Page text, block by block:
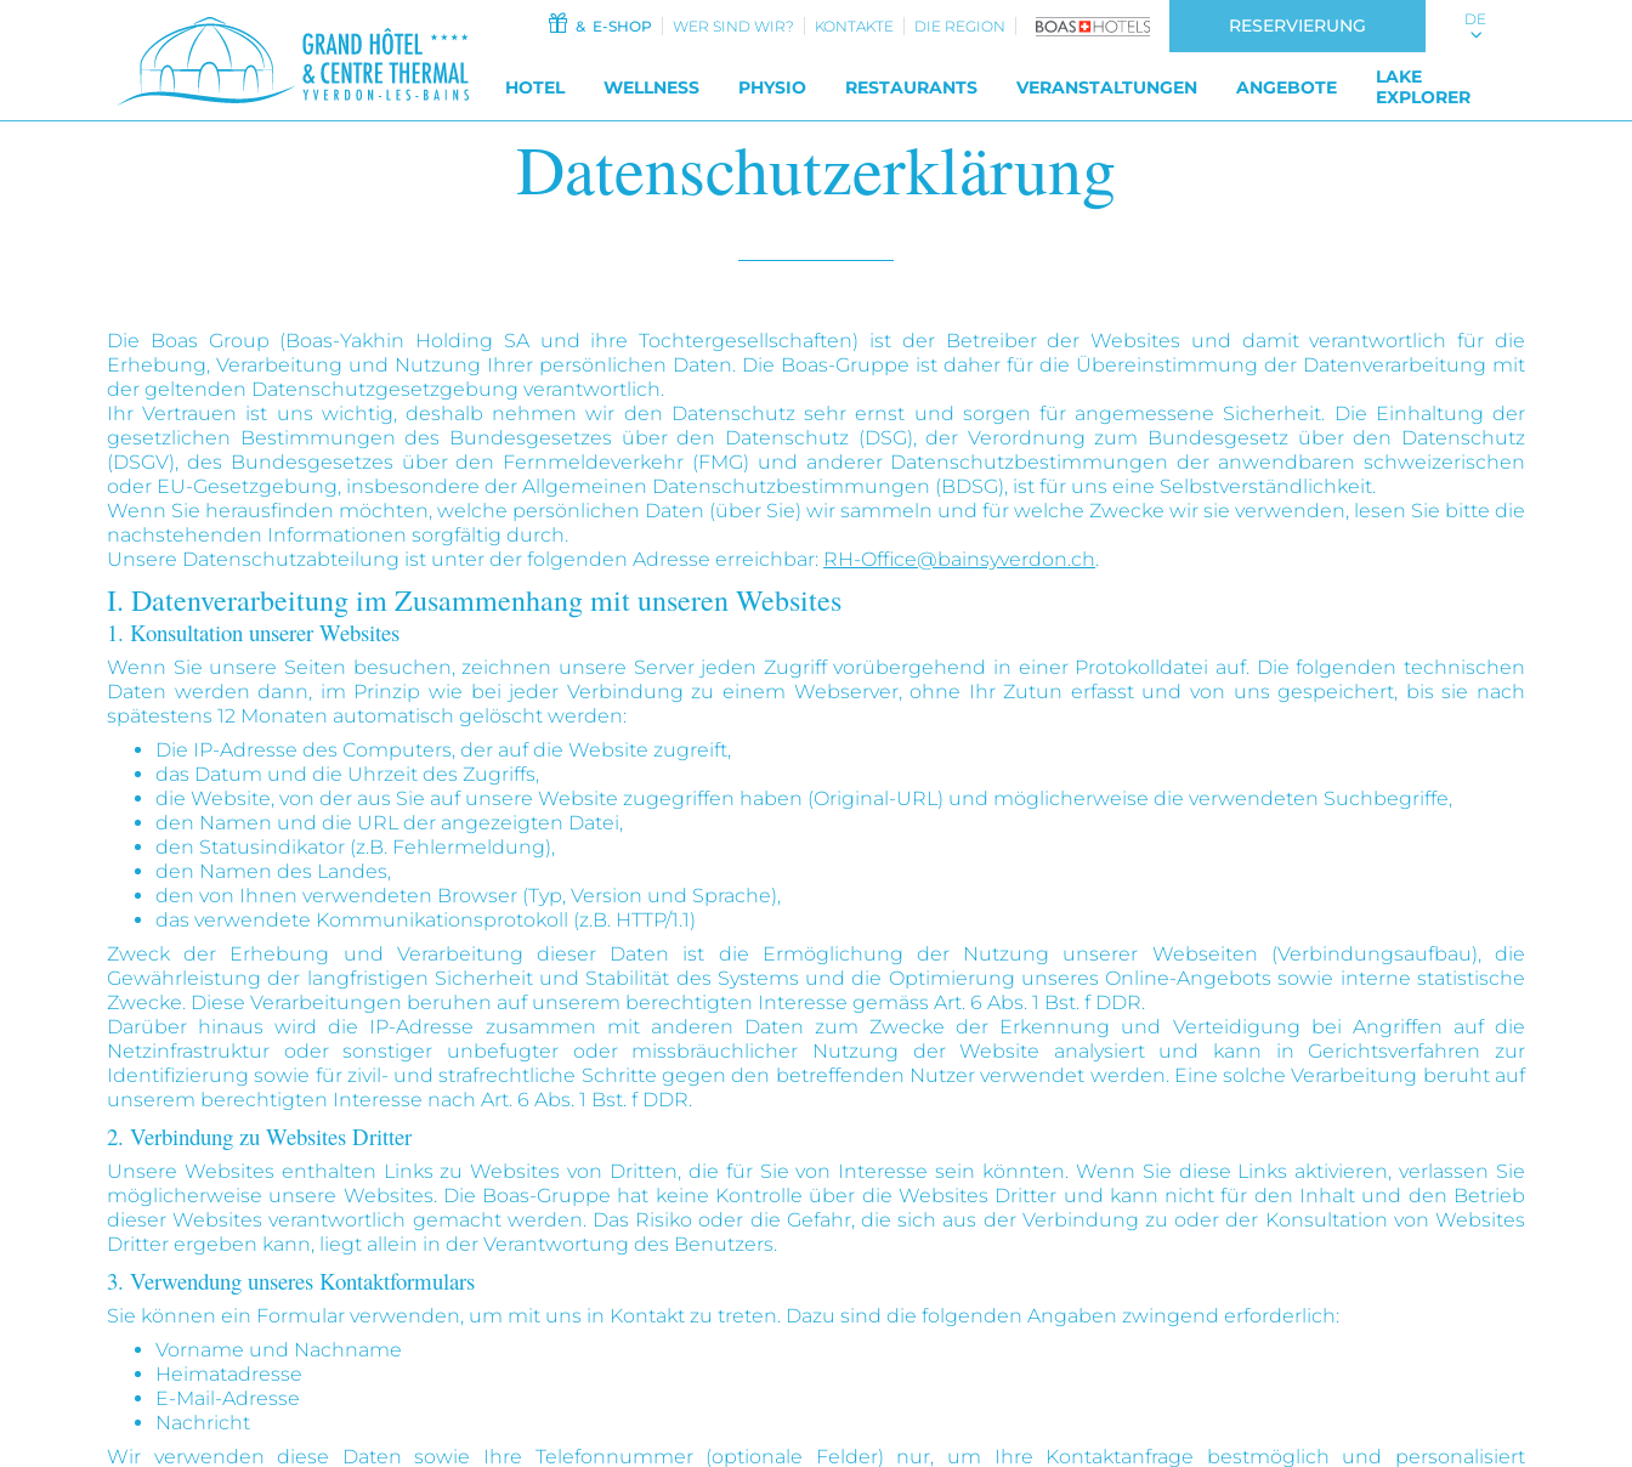
& E-SHOP WER SIND WIR? KONTAKTE DIE REGION RESERVIERUNG DE
HOTEL WELLNESS PHYSIO RESTAURANTS VERANSTALTUNGEN ANGEBOTE
LAKE
EXPLORER
Datenschutzerklärung
Die Boas Group (Boas-Yakhin Holding SA und ihre Tochtergesellschaften) ist der Betreiber der Websites und damit verantwortlich für die
Erhebung, Verarbeitung und Nutzung Ihrer persönlichen Daten. Die Boas-Gruppe ist daher für die Übereinstimmung der Datenverarbeitung mit
der geltenden Datenschutzgesetzgebung verantwortlich.
Ihr Vertrauen ist uns wichtig, deshalb nehmen wir den Datenschutz sehr ernst und sorgen für angemessene Sicherheit. Die Einhaltung der
gesetzlichen Bestimmungen des Bundesgesetzes über den Datenschutz (DSG), der Verordnung zum Bundesgesetz über den Datenschutz
(DSGV), des Bundesgesetzes über den Fernmeldeverkehr (FMG) und anderer Datenschutzbestimmungen der anwendbaren schweizerischen
oder EU-Gesetzgebung, insbesondere der Allgemeinen Datenschutzbestimmungen (BDSG), ist für uns eine Selbstverständlichkeit.
Wenn Sie herausfinden möchten, welche persönlichen Daten (über Sie) wir sammeln und für welche Zwecke wir sie verwenden, lesen Sie bitte die
nachstehenden Informationen sorgfältig durch.
Unsere Datenschutzabteilung ist unter der folgenden Adresse erreichbar: RH-Office@bainsyverdon.ch.
I. Datenverarbeitung im Zusammenhang mit unseren Websites
1. Konsultation unserer Websites
Wenn Sie unsere Seiten besuchen, zeichnen unsere Server jeden Zugriff vorübergehend in einer Protokolldatei auf. Die folgenden technischen
Daten werden dann, im Prinzip wie bei jeder Verbindung zu einem Webserver, ohne Ihr Zutun erfasst und von uns gespeichert, bis sie nach
spätestens 12 Monaten automatisch gelöscht werden:
Die IP-Adresse des Computers, der auf die Website zugreift,
das Datum und die Uhrzeit des Zugriffs,
die Website, von der aus Sie auf unsere Website zugegriffen haben (Original-URL) und möglicherweise die verwendeten Suchbegriffe,
den Namen und die URL der angezeigten Datei,
den Statusindikator (z.B. Fehlermeldung),
den Namen des Landes,
den von Ihnen verwendeten Browser (Typ, Version und Sprache),
das verwendete Kommunikationsprotokoll (z.B. HTTP/1.1)
Zweck der Erhebung und Verarbeitung dieser Daten ist die Ermöglichung der Nutzung unserer Webseiten (Verbindungsaufbau), die
Gewährleistung der langfristigen Sicherheit und Stabilität des Systems und die Optimierung unseres Online-Angebots sowie interne statistische
Zwecke. Diese Verarbeitungen beruhen auf unserem berechtigten Interesse gemäss Art. 6 Abs. 1 Bst. f DDR.
Darüber hinaus wird die IP-Adresse zusammen mit anderen Daten zum Zwecke der Erkennung und Verteidigung bei Angriffen auf die
Netzinfrastruktur oder sonstiger unbefugter oder missbräuchlicher Nutzung der Website analysiert und kann in Gerichtsverfahren zur
Identifizierung sowie für zivil- und strafrechtliche Schritte gegen den betreffenden Nutzer verwendet werden. Eine solche Verarbeitung beruht auf
unserem berechtigten Interesse nach Art. 6 Abs. 1 Bst. f DDR.
2. Verbindung zu Websites Dritter
Unsere Websites enthalten Links zu Websites von Dritten, die für Sie von Interesse sein könnten. Wenn Sie diese Links aktivieren, verlassen Sie
möglicherweise unsere Websites. Die Boas-Gruppe hat keine Kontrolle über die Websites Dritter und kann nicht für den Inhalt und den Betrieb
dieser Websites verantwortlich gemacht werden. Das Risiko oder die Gefahr, die sich aus der Verbindung zu oder der Konsultation von Websites
Dritter ergeben kann, liegt allein in der Verantwortung des Benutzers.
3. Verwendung unseres Kontaktformulars
Sie können ein Formular verwenden, um mit uns in Kontakt zu treten. Dazu sind die folgenden Angaben zwingend erforderlich:
Vorname und Nachname
Heimatadresse
E-Mail-Adresse
Nachricht
Wir verwenden diese Daten sowie Ihre Telefonnummer (optionale Felder) nur, um Ihre Kontaktanfrage bestmöglich und personalisiert